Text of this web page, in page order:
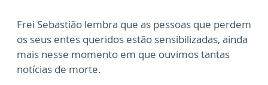
Frei Sebastião lembra que as pessoas que perdem
os seus entes queridos estão sensibilizadas, ainda
mais nesse momento em que ouvimos tantas
notícias de morte.